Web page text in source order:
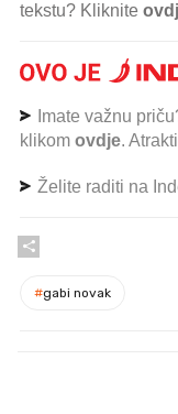
tekstu? Kliknite
Imate važnu
klikom ovdje.
Želite raditi na
#gabi novak